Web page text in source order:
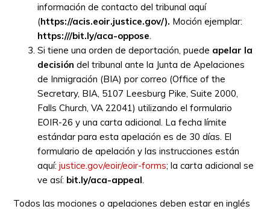
información de contacto del tribunal aquí
(https://acis.eoir.justice.gov/). Moción ejemplar:
https:///bit.ly/aca-oppose.
Si tiene una orden de deportación, puede apelar la
decisión del tribunal ante la Junta de Apelaciones
de Inmigración (BIA) por correo (Office of the
Secretary, BIA, 5107 Leesburg Pike, Suite 2000,
Falls Church, VA 22041) utilizando el formulario
EOIR-26 y una carta adicional. La fecha límite
estándar para esta apelación es de 30 días. El
formulario de apelación y las instrucciones están
aquí:justice.gov/eoir/eoir-forms; la carta adicional se
ve así: bit.ly/aca-appeal.
Todos las mociones o apelaciones deben estar en inglés